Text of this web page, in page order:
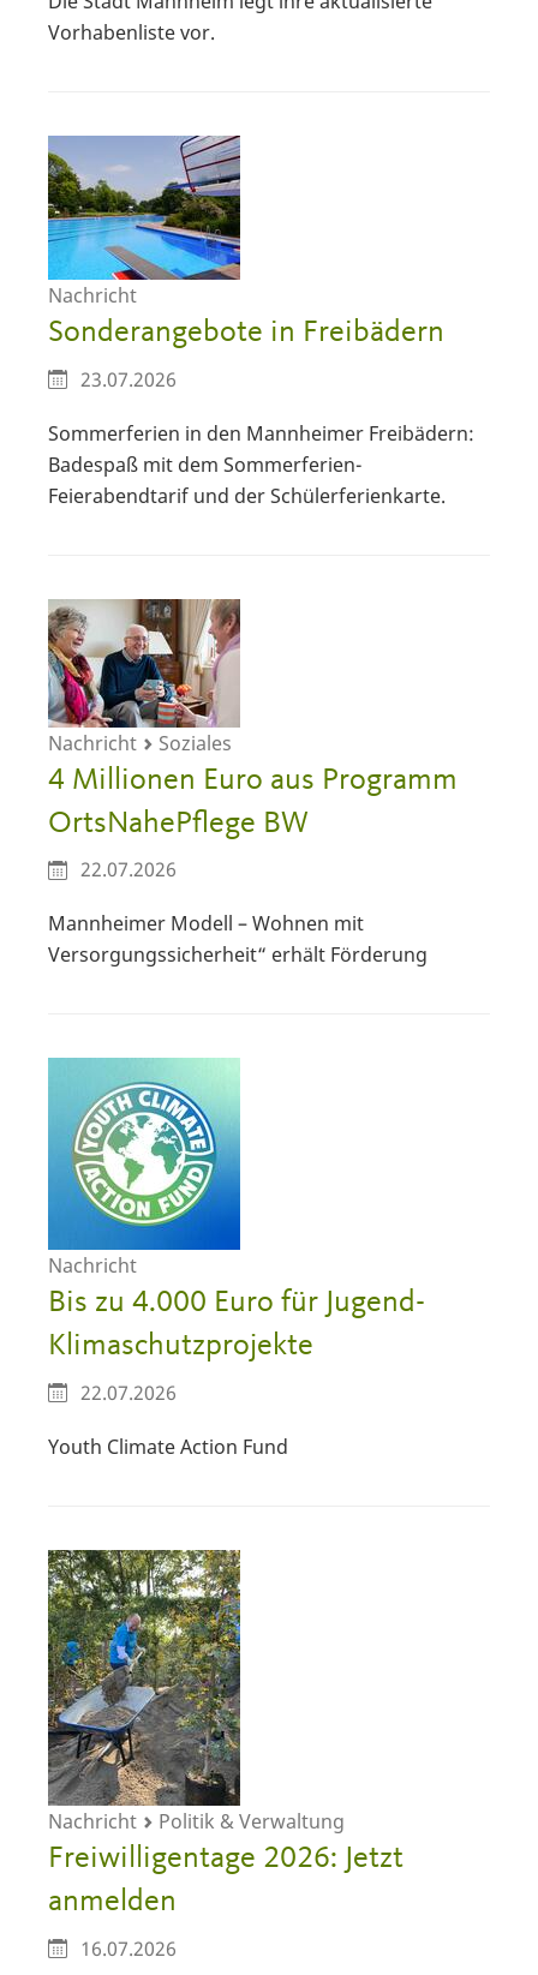
Vorhabenliste vor.
Nachricht
Sonderangebote in Freibädern
23.07.2026
Sommerferien in den Mannheimer Freibädern:
Badespaß mit dem Sommerferien-
Feierabendtarif und der Schülerferienkarte.
Nachricht Soziales
4 Millionen Euro aus Programm
OrtsNahePflege BW
22.07.2026
Mannheimer Modell – Wohnen mit
Versorgungssicherheit“ erhält Förderung
Nachricht
Bis zu 4.000 Euro für Jugend-
Klimaschutzprojekte
22.07.2026
Youth Climate Action Fund
Nachricht Politik & Verwaltung
Freiwilligentage 2026: Jetzt
anmelden
16.07.2026